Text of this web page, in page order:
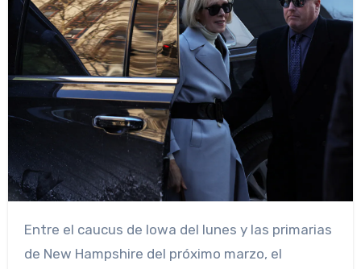
Entre el caucus de Iowa del lunes y las primarias
de New Hampshire del próximo marzo, el